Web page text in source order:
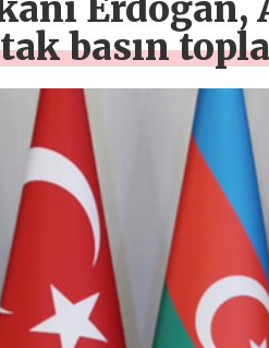
Erdoğan,
basın